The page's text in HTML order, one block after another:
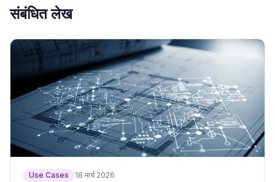
संबंधित लेख
Use Cases 18 मार्च 2026